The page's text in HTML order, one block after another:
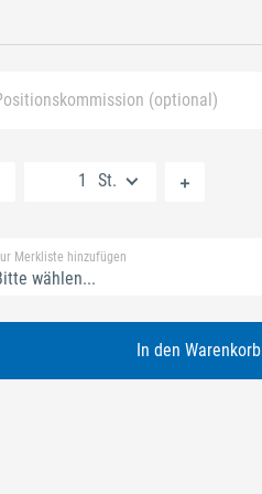
(optional)
St.
Merkliste hinzufügen
wählen...
In den Warenkorb